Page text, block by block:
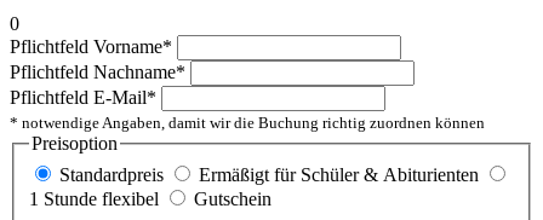
0
Pflichtfeld Vorname*
Pflichtfeld Nachname*
Pflichtfeld E-Mail*
* notwendige Angaben, damit wir die Buchung richtig zuordnen können
Preisoption
Standardpreis
Ermäßigt für Schüler & Abiturienten
1 Stunde flexibel
Gutschein